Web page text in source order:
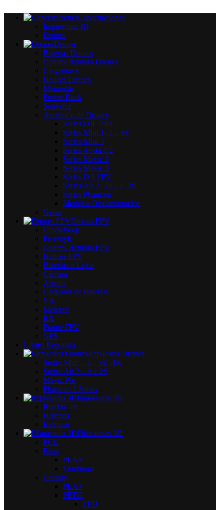
Capacitaciones
Impresoras 3D
Drones
Drones
Baterías Drones
Control Remoto Drones
Cargadores
Helices Drones
Memorias
Power Bank
Souvenir
Accesorio de Drones
Series DJI Tello
Series Mini 1- 2 – SE
Series Mini 3
Series Avata 1/2
Series Mavic 2
Series Mavic 3
Series DJI FPV
Series Air 2 | 2S | 3 | 3S
Series Phantom
Modelos Discontinuados
Gafas
Drones FPV
Cinewhoop
FreeStyle
Control Remoto FPV
Helices FPV
Baterías o Lipos
Cámara
Antena
Cargador de Baterías
Vtx
Motores
RX
Frame FPV
GPS
Lentes Repuesto
Repuestos Drones
Series Mini – 2 – SE -4K
Series Air 2 – Air 2S
Mavic Pro
Phantom 3 Series
Impresoras 3D
BambuLab
Hotends
Extrusor
Filamentos 3D
PCL
Esun
PLA+
Luminous
Creality
PLA+
PETG
TPU